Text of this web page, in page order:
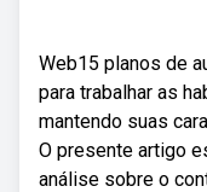
Web15 planos de
para trabalhar as
mantendo suas
O presente artigo
análise sobre o